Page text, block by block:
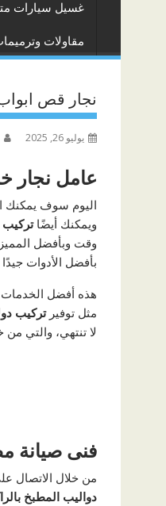
غسيل سيارات
مقاولات
نجار قص ابواب
يوليو 26, 2025
عامل نجار
اليوم سوف
ويمكنك أيضًا
وقت وبأفضل
بأفضل الأدوات
هذه أفضل
مثل توفيرتركيب
لا تنتهي، والتي
فنى صيانة
من خلال الاتصال
دواليب المطبخ